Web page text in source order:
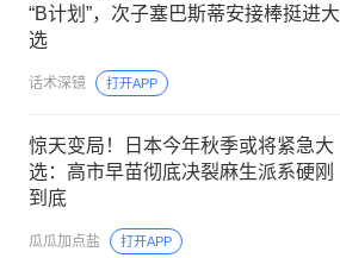
“B计划”，次子塞巴斯蒂安接棒挺进大
选
话术深镜 打开APP
惊天变局！日本今年秋季或将紧急大
选：高市早苗彻底决裂麻生派系硬刚
到底
瓜瓜加点盐 打开APP